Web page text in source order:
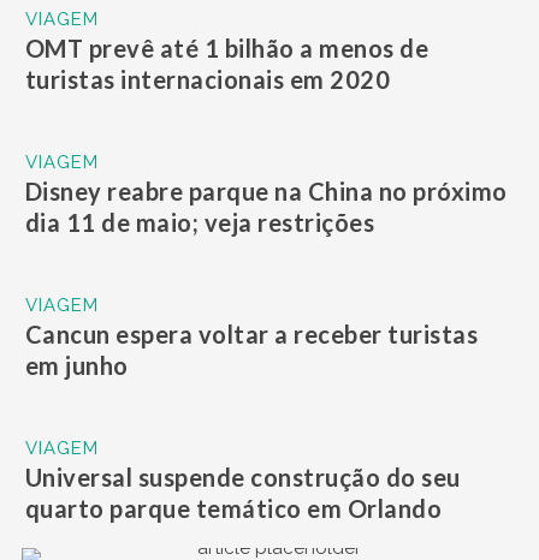
VIAGEM
OMT prevê até 1 bilhão a menos de
turistas internacionais em 2020
VIAGEM
Disney reabre parque na China no próximo
dia 11 de maio; veja restrições
VIAGEM
Cancun espera voltar a receber turistas
em junho
VIAGEM
Universal suspende construção do seu
quarto parque temático em Orlando